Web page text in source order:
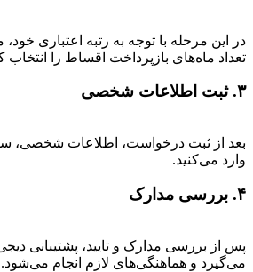
در این مرحله با توجه به رتبه اعتباری خود،
تعداد ماه‌های بازپرداخت اقساط را انتخاب
۳. ثبت اطلاعات شخصی
بعد از ثبت درخواست، اطلاعات شخصی،
وارد می‌کنید.
۴. بررسی مدارک
پس از بررسی مدارک و تایید، پشتیبانی
می‌گیرد و هماهنگی‌های لازم انجام می‌شود.